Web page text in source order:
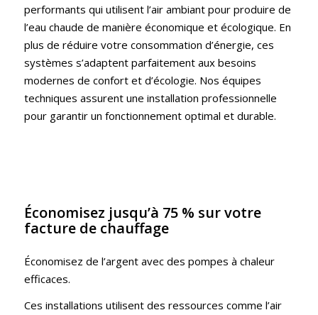
performants qui utilisent l’air ambiant pour produire de
l’eau chaude de manière économique et écologique. En
plus de réduire votre consommation d’énergie, ces
systèmes s’adaptent parfaitement aux besoins
modernes de confort et d’écologie. Nos équipes
techniques assurent une installation professionnelle
pour garantir un fonctionnement optimal et durable.
Économisez jusqu’à 75 % sur votre
facture de chauffage
Économisez de l’argent avec des pompes à chaleur
efficaces.
Ces installations utilisent des ressources comme l’air